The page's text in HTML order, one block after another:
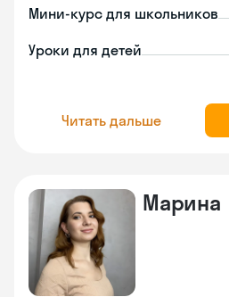
Мини-курс для школьников
Уроки для детей
Читать дальше
Марина